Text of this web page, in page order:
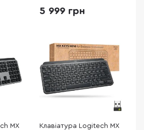
5 999 грн
MX
Клавіатура Logitech MX